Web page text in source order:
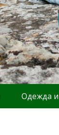
Одежда и